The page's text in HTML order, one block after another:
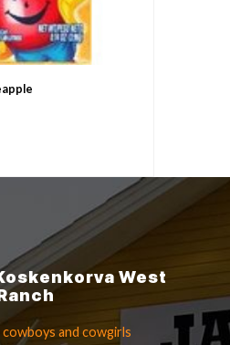
West
and cowgirls